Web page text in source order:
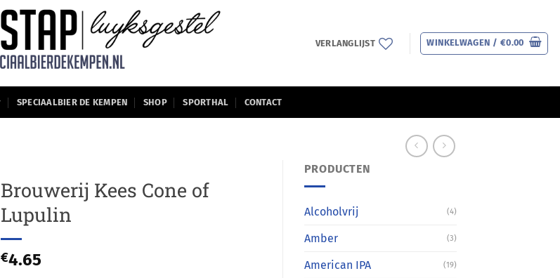
VERLANGLIJST WINKELWAGEN / €0.00
SPECIAALBIER DE KEMPEN SHOP SPORTHAL CONTACT
PRODUCTEN
Alcoholvrij (4)
Amber (3)
American IPA (19)
Brouwerij Kees Cone of
Lupulin
€4.65